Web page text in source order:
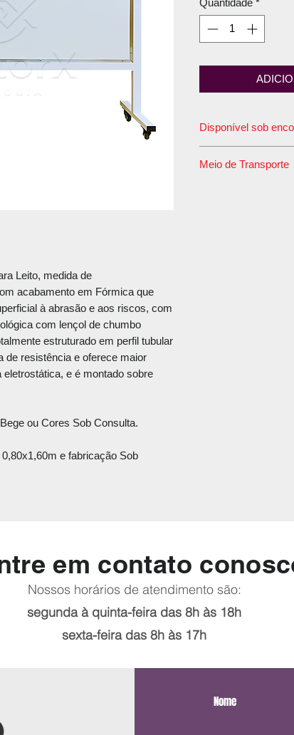
Leito, medida de
acabamento em Fórmica que
à abrasão e aos riscos, com
com lençol de chumbo
estruturado em perfil tubular
de resistência e oferece maior
e é montado sobre
ou Cores Sob Consulta.
e fabricação Sob
Quantidade *
Disponível sob
Meio de Transporte
em contato
Nossos horários de atendimento são:
segunda à quinta-feira das 8h às 18h
sexta-feira das 8h às 17h
Nome